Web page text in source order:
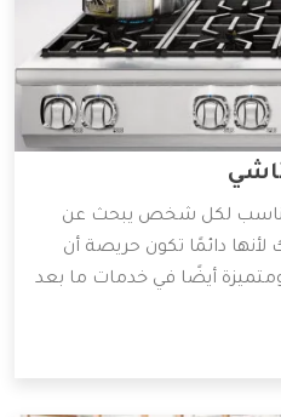
مناسب لكل شخص يبحث عن
لأنها دائمًا تكون حريصة أن
أيضًا في خدمات ما بعد
ما بعد البيع من أهم خطوات
لكم أهم المعلومات